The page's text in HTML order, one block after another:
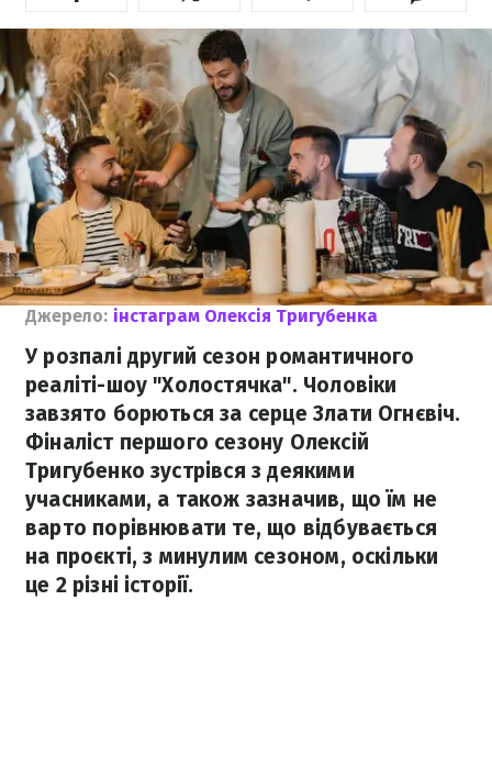
Джерело: інстаграм Олексія Тригубенка
У розпалі другий сезон романтичного
реаліті-шоу "Холостячка". Чоловіки
завзято борються за серце Злати Огнєвіч.
Фіналіст першого сезону Олексій
Тригубенко зустрівся з деякими
учасниками, а також зазначив, що їм не
варто порівнювати те, що відбувається
на проєкті, з минулим сезоном, оскільки
це 2 різні історії.